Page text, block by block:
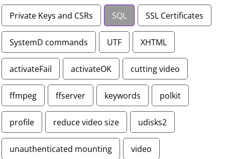
Private Keys and CSRs SQL SSL Certificates
SystemD commands UTF XHTML
activateFail activateOK cutting video
ffmpeg ffserver keywords polkit
profile reduce video size udisks2
unauthenticated mounting video